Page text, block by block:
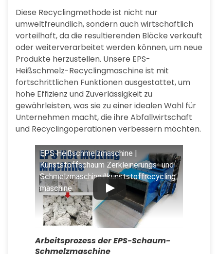
Diese Recyclingmethode ist nicht nur
umweltfreundlich, sondern auch wirtschaftlich
vorteilhaft, da die resultierenden Blöcke verkauft
oder weiterverarbeitet werden können, um neue
Produkte herzustellen. Unsere EPS-
Heißschmelz-Recyclingmaschine ist mit
fortschrittlichen Funktionen ausgestattet, um
hohe Effizienz und Zuverlässigkeit zu
gewährleisten, was sie zu einer idealen Wahl für
Unternehmen macht, die ihre Abfallwirtschaft
und Recyclingoperationen verbessern möchten.
EPS Heißschmelzmaschine |
Kunststoffschaum Zerkleinerungs- und
Schmelzmaschine#kunststoffrecycling
maschine
Arbeitsprozess der EPS-Schaum-
Schmelzmaschine